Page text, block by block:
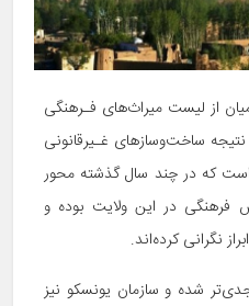
از لیست میراث‌های فـرهنگی
ساخت‌و‌سازهای غـیرقانونی
که در چند سال گذشته محور
در این ولایت بوده و
نگرانی کرده‌اند.
شده و سازمان یونسکو نیز